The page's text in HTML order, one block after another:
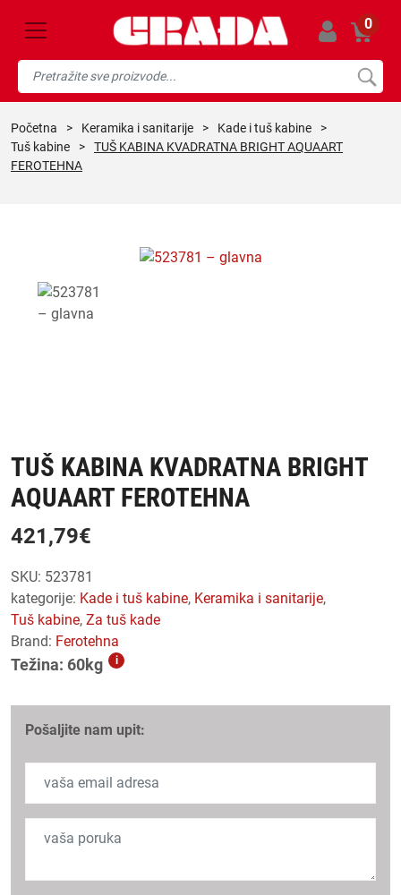
0
početna > keramika i sanitarije > kade i tuš kabine
>
tuš kabine
>
TUŠ KABINA KVADRATNA BRIGHT AQUAART
FEROTEHNA
TUŠ KABINA KVADRATNA BRIGHT
AQUAART FEROTEHNA
421,79€
SKU: 523781
kategorije:
kade i tuš kabine, keramika i sanitarije,
tuš kabine,
za tuš kade
Brand: Ferotehna
Težina: 60kg i
Pošaljite nam upit: